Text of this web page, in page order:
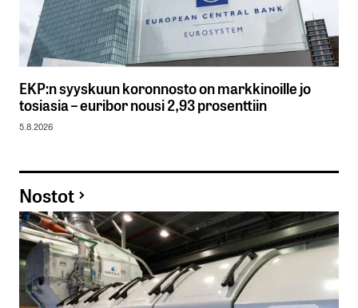
EKP:n syyskuun koronnosto on markkinoille jo
tosiasia – euribor nousi 2,93 prosenttiin
5.8.2026
Nostot